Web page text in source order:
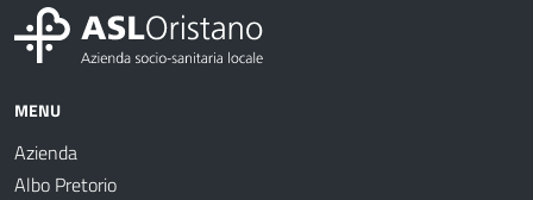
MENU
Azienda
Albo Pretorio